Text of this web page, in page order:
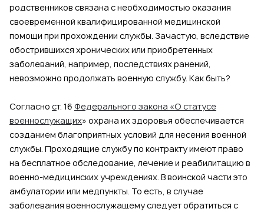
родственников связана с необходимостью оказания
своевременной квалифицированной медицинской
помощи при прохождении службы. Зачастую, вследствие
обострившихся хронических или приобретенных
заболеваний, например, последствиях ранений,
невозможно продолжать военную службу. Как быть?
Согласно ст. 16 Федерального закона «О статусе
военнослужащих» охрана их здоровья обеспечивается
созданием благоприятных условий для несения военной
службы. Проходящие службу по контракту имеют право
на бесплатное обследование, лечение и реабилитацию в
военно-медицинских учреждениях. В воинской части это
амбулатории или медпункты. То есть, в случае
заболевания военнослужащему следует обратиться с